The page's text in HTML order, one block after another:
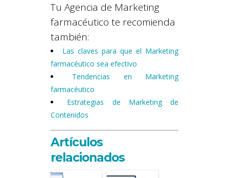
Tu Agencia de Marketing
farmacéutico te recomienda
también:
Las claves para que el Marketing
farmacéutico sea efectivo
Tendencias en Marketing
farmacéutico
Estrategias de Marketing de
Contenidos
Artículos
relacionados